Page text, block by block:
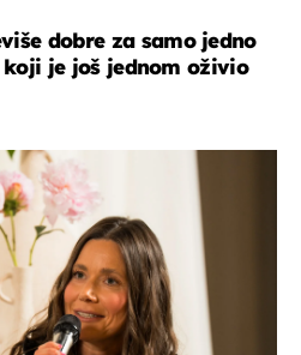
dobre za samo jedno
je još jednom oživio